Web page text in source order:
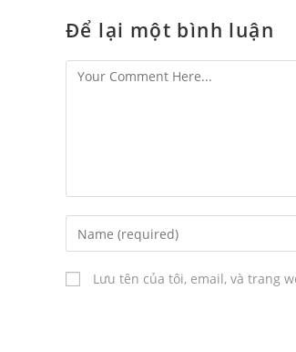
Để lại một bình luận
Lưu tên của tôi, email, và trang